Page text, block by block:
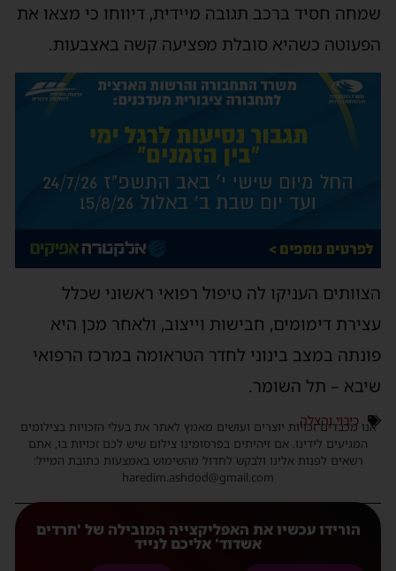
שמחה חסיד ברכב תגובה מיידית, דיווחו כי מצאו את
הפעוטה כשהיא סובלת מפציעה קשה באצבעות.
הצוותים העניקו לה טיפול רפואי ראשוני שכלל
עצירת דימומים, חבישות וייצוב, ולאחר מכן היא
פונתה במצב בינוני לחדר הטראומה במרכז הרפואי
שיבא – תל השומר.
כיבוי והצלה
אנו מכבדים זכויות יוצרים ועושים מאמץ לאתר את בעלי הזכויות בצילומים
המגיעים לידינו. אם זיהיתים בפרסומינו צילום שיש לכם זכויות בו, אתם
רשאים לפנות אלינו ולבקש לחדול מהשימוש באמצעות כתובת המייל:
haredim.ashdod@gmail.com
הורידו עכשיו את האפליקצייה המובילה של 'חרדים
אשדוד' אליכם לנייד